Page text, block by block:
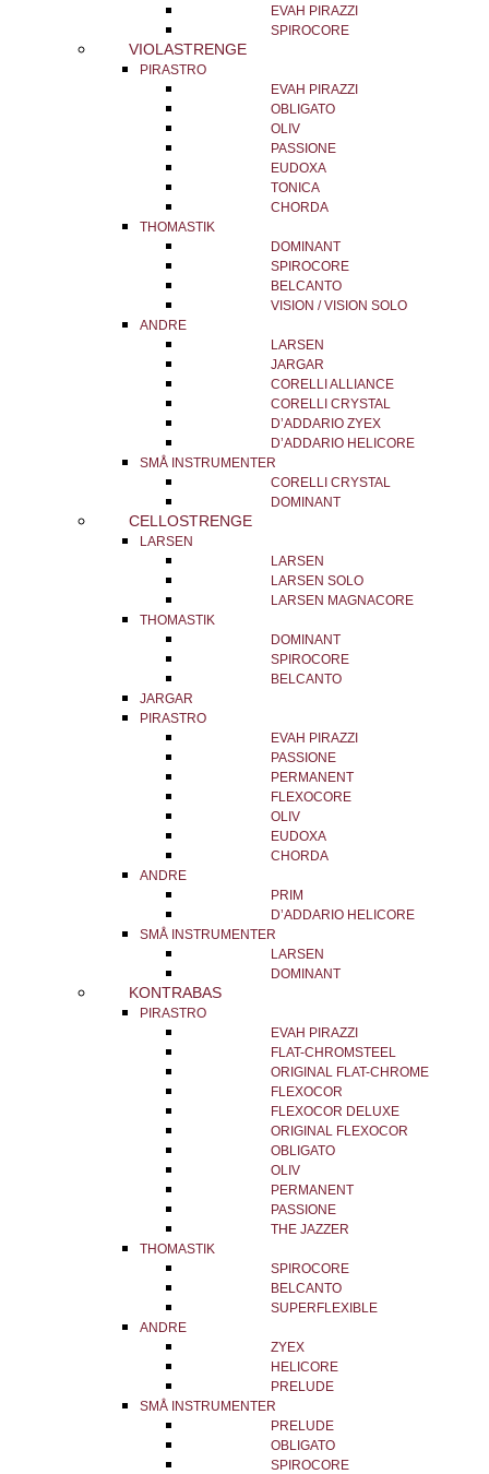
EVAH PIRAZZI
SPIROCORE
VIOLASTRENGE
PIRASTRO
EVAH PIRAZZI
OBLIGATO
OLIV
PASSIONE
EUDOXA
TONICA
CHORDA
THOMASTIK
DOMINANT
SPIROCORE
BELCANTO
VISION / VISION SOLO
ANDRE
LARSEN
JARGAR
CORELLI ALLIANCE
CORELLI CRYSTAL
D’ADDARIO ZYEX
D’ADDARIO HELICORE
SMÅ INSTRUMENTER
CORELLI CRYSTAL
DOMINANT
CELLOSTRENGE
LARSEN
LARSEN
LARSEN SOLO
LARSEN MAGNACORE
THOMASTIK
DOMINANT
SPIROCORE
BELCANTO
JARGAR
PIRASTRO
EVAH PIRAZZI
PASSIONE
PERMANENT
FLEXOCORE
OLIV
EUDOXA
CHORDA
ANDRE
PRIM
D’ADDARIO HELICORE
SMÅ INSTRUMENTER
LARSEN
DOMINANT
KONTRABAS
PIRASTRO
EVAH PIRAZZI
FLAT-CHROMSTEEL
ORIGINAL FLAT-CHROME
FLEXOCOR
FLEXOCOR DELUXE
ORIGINAL FLEXOCOR
OBLIGATO
OLIV
PERMANENT
PASSIONE
THE JAZZER
THOMASTIK
SPIROCORE
BELCANTO
SUPERFLEXIBLE
ANDRE
ZYEX
HELICORE
PRELUDE
SMÅ INSTRUMENTER
PRELUDE
OBLIGATO
SPIROCORE